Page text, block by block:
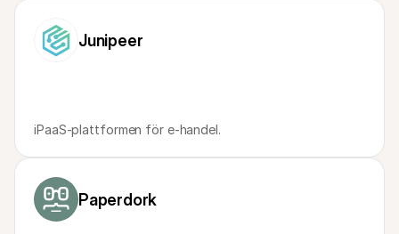
Junipeer
iPaaS-plattformen för e-handel.
Paperdork